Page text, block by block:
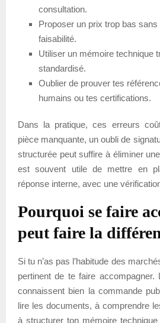
consultation.
Proposer un prix trop bas
faisabilité.
Utiliser un mémoire technique
standardisé.
Oublier de prouver tes
humains ou tes certifications.
Dans la pratique, ces erreurs
pièce manquante, un oubli de
structurée peut suffire à éliminer
est souvent utile de mettre en
réponse interne, avec une
Pourquoi se faire
peut faire la
Si tu n’as pas l’habitude des
pertinent de te faire accompagner.
connaissent bien la commande
lire les documents, à comprendre
à structurer ton mémoire